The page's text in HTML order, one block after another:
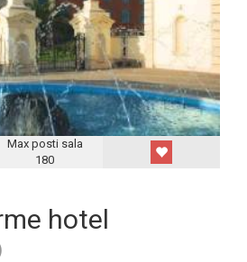
Max posti sala
180
hotel